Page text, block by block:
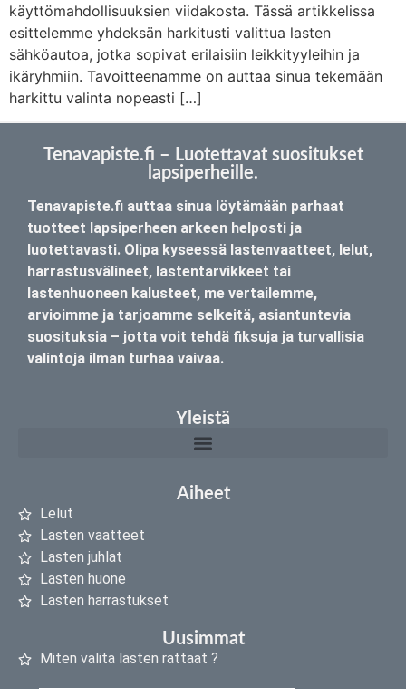
käyttömahdollisuuksien viidakosta. Tässä artikkelissa
esittelemme yhdeksän harkitusti valittua lasten
sähköautoa, jotka sopivat erilaisiin leikkityyleihin ja
ikäryhmiin. Tavoitteenamme on auttaa sinua tekemään
harkittu valinta nopeasti […]
Tenavapiste.fi – Luotettavat suositukset
lapsiperheille.
Tenavapiste.fi auttaa sinua löytämään parhaat
tuotteet lapsiperheen arkeen helposti ja
luotettavasti. Olipa kyseessä lastenvaatteet, lelut,
harrastusvälineet, lastentarvikkeet tai
lastenhuoneen kalusteet, me vertailemme,
arvioimme ja tarjoamme selkeitä, asiantuntevia
suosituksia – jotta voit tehdä fiksuja ja turvallisia
valintoja ilman turhaa vaivaa.
Yleistä
Aiheet
Lelut
Lasten vaatteet
Lasten juhlat
Lasten huone
Lasten harrastukset
Uusimmat
Miten valita lasten rattaat ?